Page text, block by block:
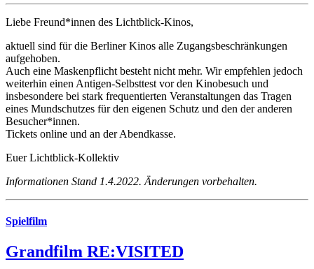
Liebe Freund*innen des Lichtblick-Kinos,
aktuell sind für die Berliner Kinos alle Zugangsbeschränkungen
aufgehoben.
Auch eine Maskenpflicht besteht nicht mehr. Wir empfehlen jedoch
weiterhin einen Antigen-Selbsttest vor den Kinobesuch und
insbesondere bei stark frequentierten Veranstaltungen das Tragen
eines Mundschutzes für den eigenen Schutz und den der anderen
Besucher*innen.
Tickets online und an der Abendkasse.
Euer Lichtblick-Kollektiv
Informationen Stand 1.4.2022. Änderungen vorbehalten.
Spielfilm
Grandfilm RE:VISITED